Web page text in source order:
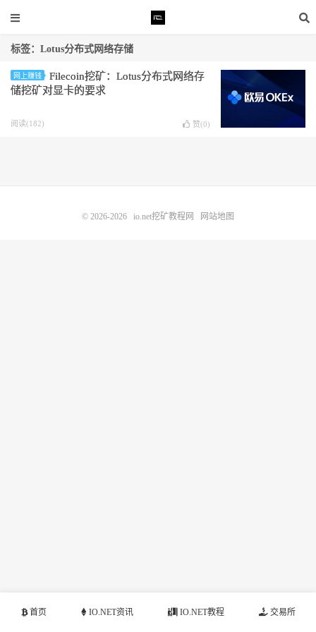
标签：Lotus分布式网络存储
网上赚钱
Filecoin挖矿：Lotus分布式网络存
储挖矿对显卡的要求
阅读(182) 赞(0)
首页 IO.NET资讯 IO.NET教程 交易所
© 2026-2026 io.net挖矿教程网 网站地图